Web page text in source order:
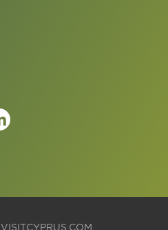
VISITCYPRUS.COM